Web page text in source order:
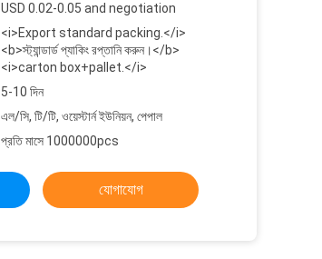
USD 0.02-0.05 and negotiation
<i>Export standard packing.</i>
<b>স্ট্যান্ডার্ড প্যাকিং রপ্তানি করুন।</b>
<i>carton box+pallet.</i>
5-10 দিন
এল/সি, টি/টি, ওয়েস্টার্ন ইউনিয়ন, পেপাল
প্রতি মাসে 1000000pcs
যোগাযোগ